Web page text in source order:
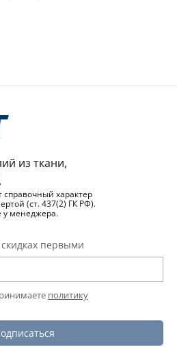
из ткани,
характер
(ст. 437(2) ГК РФ).
у менеджера.
первыми
политику